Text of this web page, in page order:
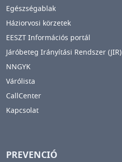
Egészségablak
Háziorvosi körzetek
EESZT Információs portál
Járóbeteg Irányítási Rendszer (JIR)
NNGYK
Várólista
CallCenter
Kapcsolat
PREVENCIÓ